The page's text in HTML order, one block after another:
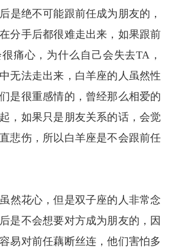
是绝不可能跟前任成为朋友的，
分手后都很难走出来，如果跟前
痛心，为什么自己会失去TA，
无法走出来，白羊座的人虽然性
是很重感情的，曾经那么相爱的
，如果只是朋友关系的话，会觉
悲伤，所以白羊座是不会跟前任
然花心，但是双子座的人非常念
是不会想要对方成为朋友的，因
易对前任藕断丝连，他们害怕多